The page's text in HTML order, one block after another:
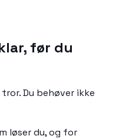
før du
Du behøver ikke
løser du, og for